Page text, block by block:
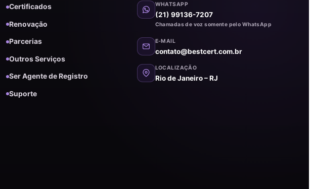
Certificados
Renovação
Parcerias
Outros Serviços
Ser Agente de Registro
Suporte
WHATSAPP
(21) 99136-7207
Chamadas de voz somente pelo WhatsApp
E-MAIL
contato@bestcert.com.br
LOCALIZAÇÃO
Rio de Janeiro – RJ